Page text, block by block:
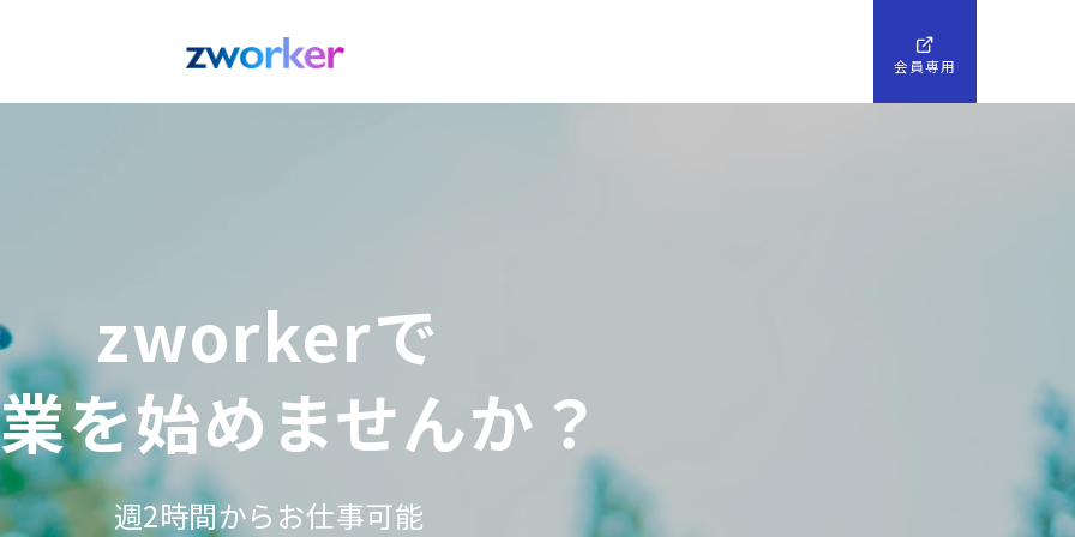
会員専用
zworkerで
を始めませんか？
週2時間からお仕事可能
専用コミュニティ
に参加しよう
チャットで気軽に相談できる
富なコンシェルジュが
事を徹底サポート